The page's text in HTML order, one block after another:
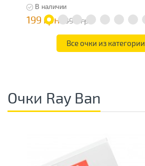
В наличии
199 грн 398 грн
Все очки из категории
Очки Ray Ban